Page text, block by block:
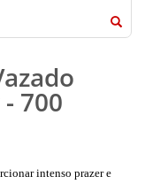
700
intenso prazer e